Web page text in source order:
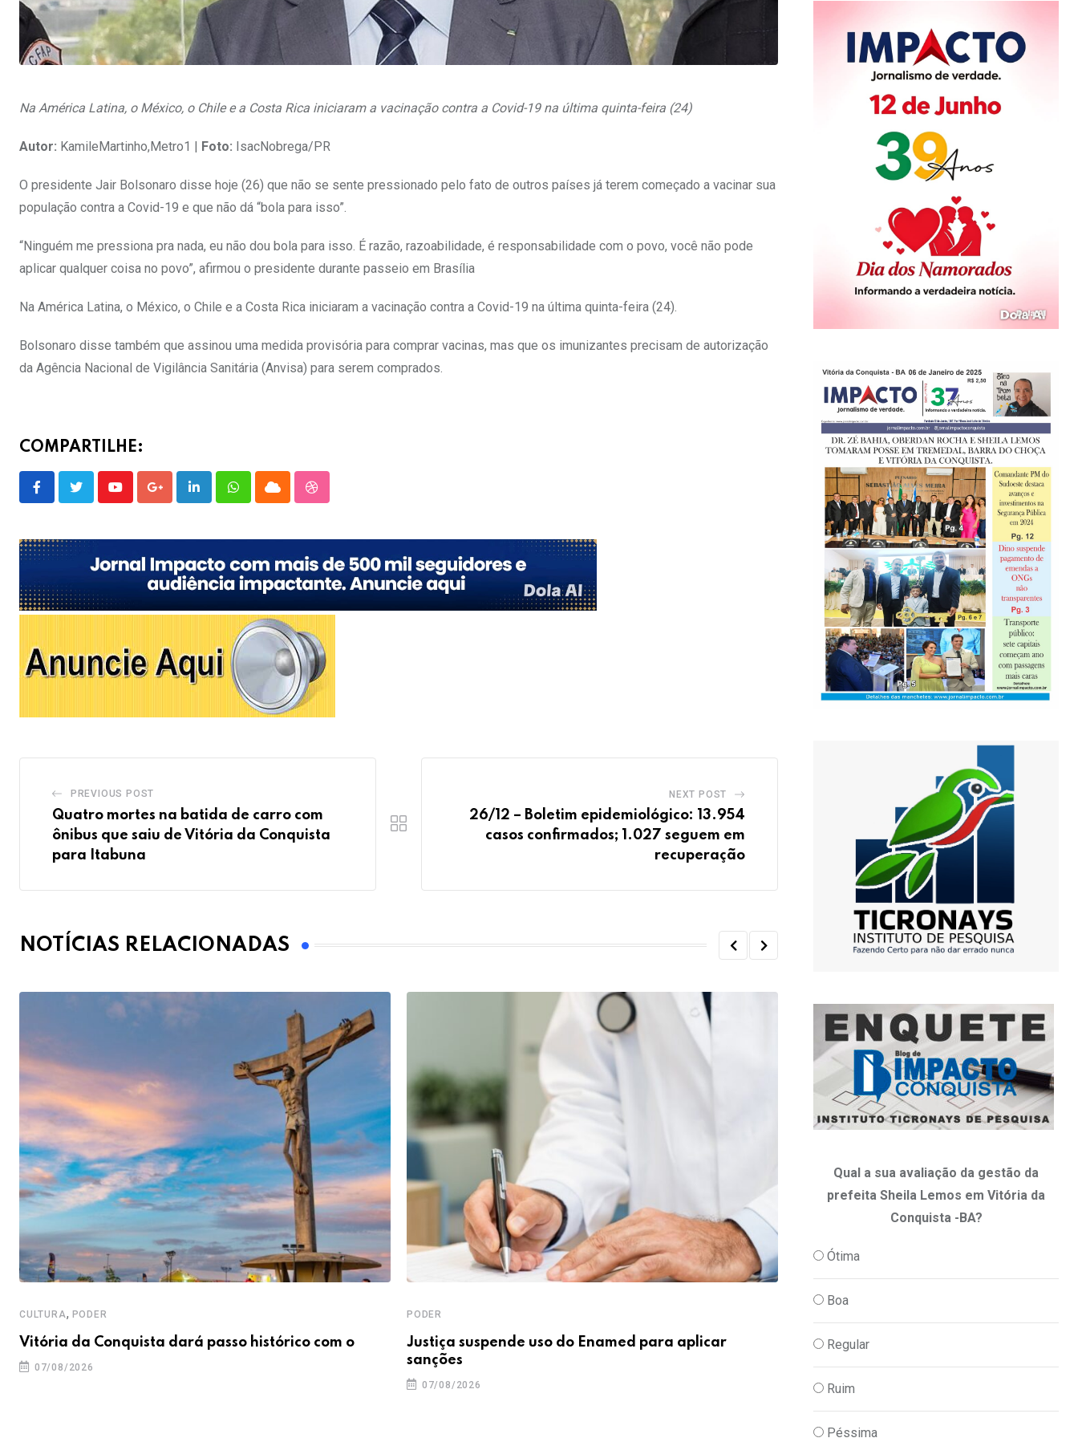
Na América Latina, o México, o Chile e a Costa Rica iniciaram a vacinação contra a Covid-19 na última quinta-feira (24)
Autor: KamileMartinho,Metro1 | Foto: IsacNobrega/PR
O presidente Jair Bolsonaro disse hoje (26) que não se sente pressionado pelo fato de outros países já terem começado a vacinar sua
população contra a Covid-19 e que não dá “bola para isso”.
“Ninguém me pressiona pra nada, eu não dou bola para isso. É razão, razoabilidade, é responsabilidade com o povo, você não pode
aplicar qualquer coisa no povo”, afirmou o presidente durante passeio em Brasília
Na América Latina, o México, o Chile e a Costa Rica iniciaram a vacinação contra a Covid-19 na última quinta-feira (24).
Bolsonaro disse também que assinou uma medida provisória para comprar vacinas, mas que os imunizantes precisam de autorização
da Agência Nacional de Vigilância Sanitária (Anvisa) para serem comprados.
COMPARTILHE:
YoutubeGoogle+LinkedInWhatsappCloud StumbleUpon
PREVIOUS POST
Quatro mortes na batida de carro com
ônibus que saiu de Vitória da Conquista
para Itabuna
NEXT POST
26/12 – Boletim epidemiológico: 13.954
casos confirmados; 1.027 seguem em
recuperação
NOTÍCIAS RELACIONADAS
CULTURA, PODER
Vitória da Conquista dará passo histórico com o
07/08/2026
PODER
Justiça suspende uso do Enamed para aplicar
sanções
07/08/2026
DNIT autoriza aumento de quase R$ 4
07/08/2026
Qual a sua avaliação da gestão da
prefeita Sheila Lemos em Vitória da
Conquista -BA?
Ótima
Boa
Regular
Ruim
Péssima